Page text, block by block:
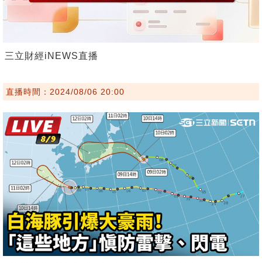
三立財經iNEWS直播
直播時間：2024/08/06 20:00